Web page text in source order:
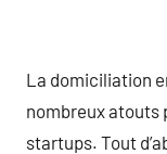
La domiciliation
nombreux atouts
startups. Tout